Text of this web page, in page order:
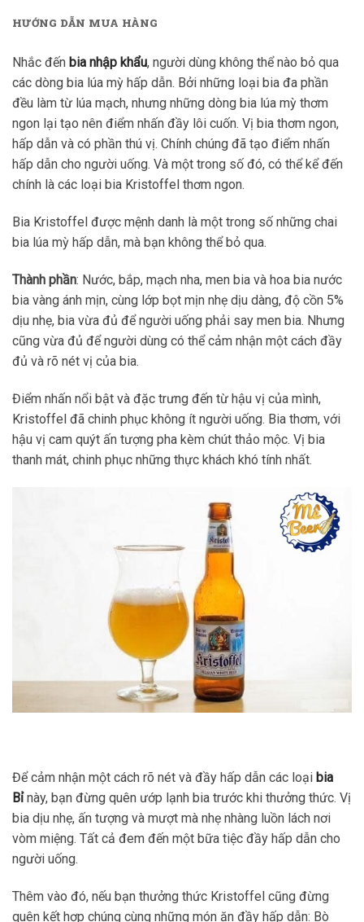
HƯỚNG DẪN MUA HÀNG
Nhắc đến bia nhập khẩu, người dùng không thể nào bỏ qua
các dòng bia lúa mỳ hấp dẫn. Bởi những loại bia đa phần
đều làm từ lúa mạch, nhưng những dòng bia lúa mỳ thơm
ngon lại tạo nên điểm nhấn đầy lôi cuốn. Vị bia thơm ngon,
hấp dẫn và có phần thú vị. Chính chúng đã tạo điểm nhấn
hấp dẫn cho người uống. Và một trong số đó, có thể kể đến
chính là các loại bia Kristoffel thơm ngon.
Bia Kristoffel được mệnh danh là một trong số những chai
bia lúa mỳ hấp dẫn, mà bạn không thể bỏ qua.
Thành phần: Nước, bắp, mạch nha, men bia và hoa bia nước
bia vàng ánh mịn, cùng lớp bọt mịn nhẹ dịu dàng, độ cồn 5%
dịu nhẹ, bia vừa đủ để người uống phải say men bia. Nhưng
cũng vừa đủ để người dùng có thể cảm nhận một cách đầy
đủ và rõ nét vị của bia.
Điểm nhấn nổi bật và đặc trưng đến từ hậu vị của mình,
Kristoffel đã chinh phục không ít người uống. Bia thơm, với
hậu vị cam quýt ấn tượng pha kèm chút thảo mộc. Vị bia
thanh mát, chinh phục những thực khách khó tính nhất.
Để cảm nhận một cách rõ nét và đầy hấp dẫn các loại bia
Bỉnày, bạn đừng quên ướp lạnh bia trước khi thưởng thức. Vị
bia dịu nhẹ, ấn tượng và mượt mà nhẹ nhàng luồn lách nơi
vòm miệng. Tất cả đem đến một bữa tiệc đầy hấp dẫn cho
người uống.
Thêm vào đó, nếu bạn thưởng thức Kristoffel cũng đừng
quên kết hợp chúng cùng những món ăn đầy hấp dẫn: Bò